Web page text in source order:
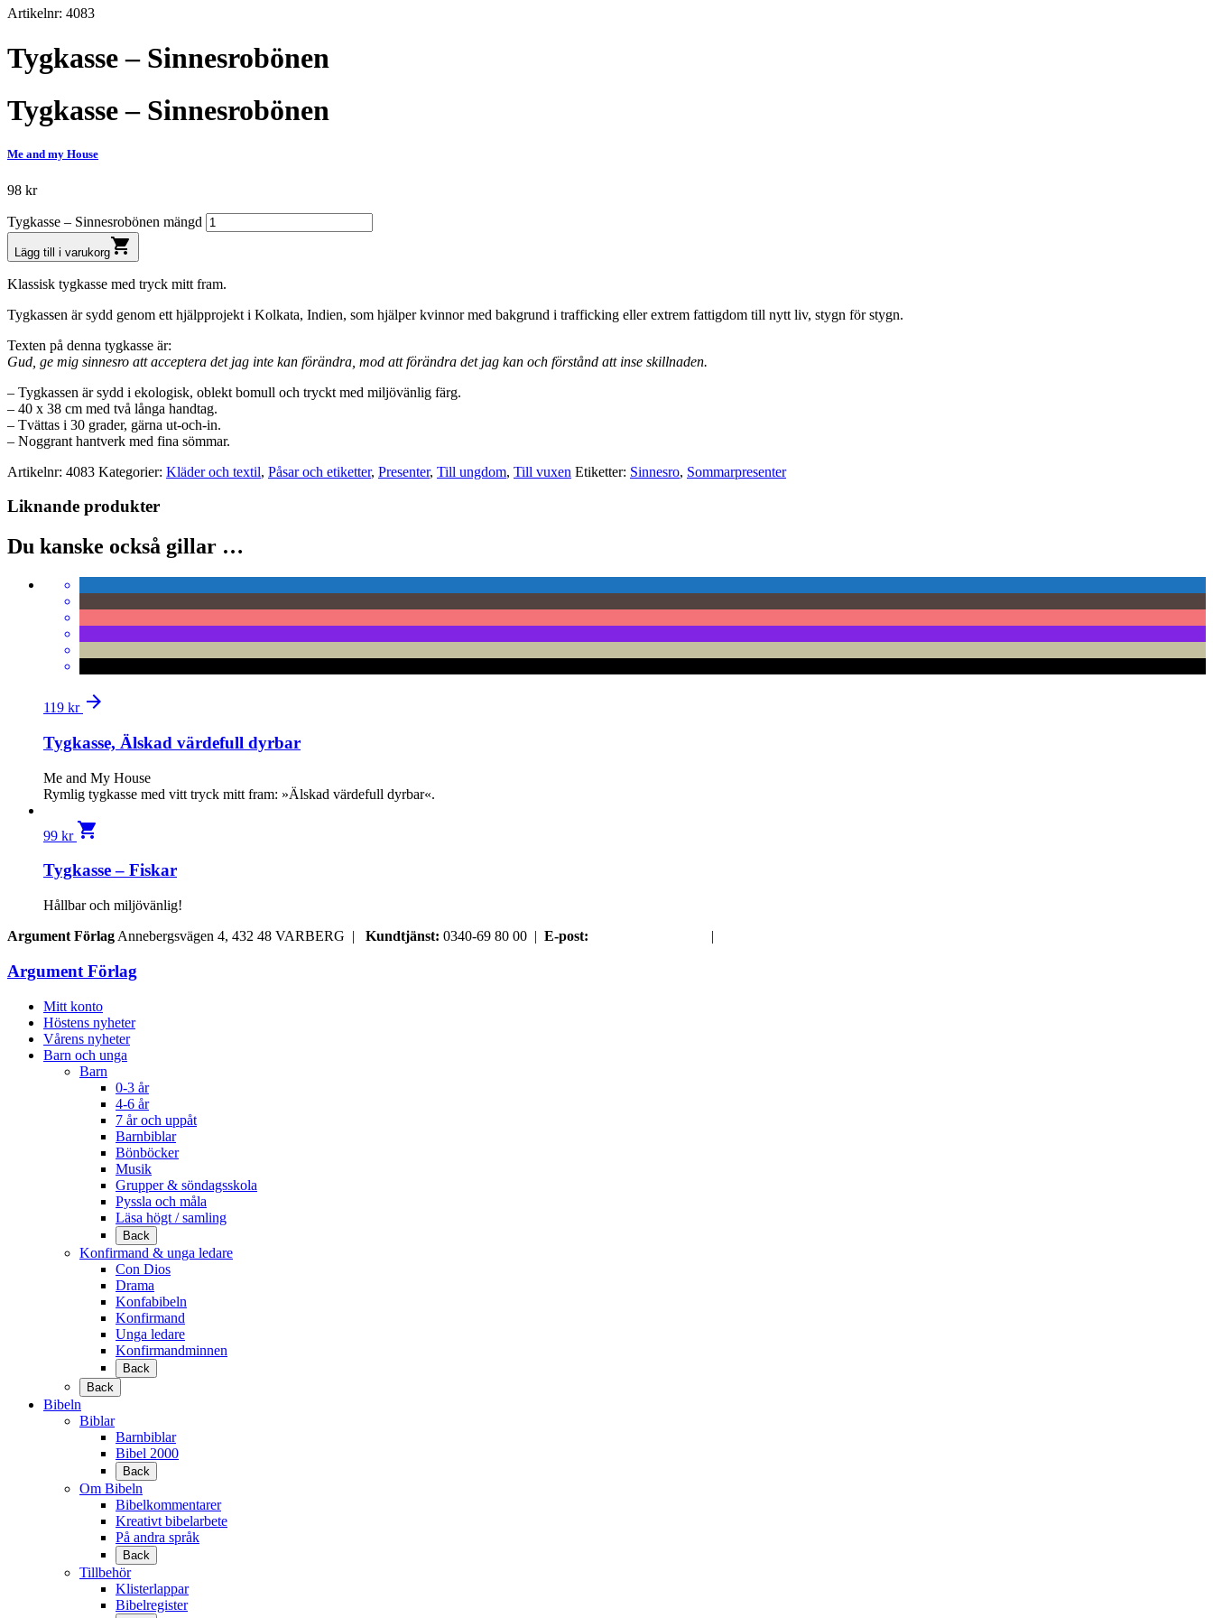
Artikelnr: 4083
Tygkasse – Sinnesrobönen
Tygkasse – Sinnesrobönen
Me and my House
98 kr
Tygkasse – Sinnesrobönen mängd
Lägg till i varukorgshopping_cart
Klassisk tygkasse med tryck mitt fram.
Tygkassen är sydd genom ett hjälpprojekt i Kolkata, Indien, som hjälper kvinnor med bakgrund i trafficking eller extrem fattigdom till nytt liv, stygn för stygn.
Texten på denna tygkasse är:
Gud, ge mig sinnesro att acceptera det jag inte kan förändra, mod att förändra det jag kan och förstånd att inse skillnaden.
– Tygkassen är sydd i ekologisk, oblekt bomull och tryckt med miljövänlig färg.
– 40 x 38 cm med två långa handtag.
– Tvättas i 30 grader, gärna ut-och-in.
– Noggrant hantverk med fina sömmar.
Artikelnr: 4083 Kategorier: Kläder och textil, Påsar och etiketter, Presenter, Till ungdom, Till vuxen Etiketter: Sinnesro, Sommarpresenter
Liknande produkter
Du kanske också gillar …
119 kr arrow_forward
Tygkasse, Älskad värdefull dyrbar
Me and My House
Rymlig tygkasse med vitt tryck mitt fram: »Älskad värdefull dyrbar«.
99 kr shopping_cart
Tygkasse – Fiskar
Hållbar och miljövänlig!
Argument Förlag Annebergsvägen 4, 432 48 VARBERG | Kundtjänst: 0340-69 80 00 | E-post: |
Argument Förlag
Mitt konto
Höstens nyheter
Vårens nyheter
Barn och unga
Barn
0-3 år
4-6 år
7 år och uppåt
Barnbiblar
Bönböcker
Musik
Grupper & söndagsskola
Pyssla och måla
Läsa högt / samling
Back
Konfirmand & unga ledare
Con Dios
Drama
Konfabibeln
Konfirmand
Unga ledare
Konfirmandminnen
Back
Back
Bibeln
Biblar
Barnbiblar
Bibel 2000
Back
Om Bibeln
Bibelkommentarer
Kreativt bibelarbete
På andra språk
Back
Tillbehör
Klisterlappar
Bibelregister